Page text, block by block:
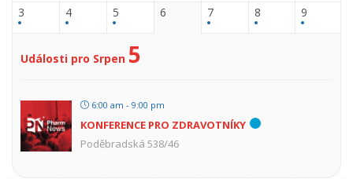
3 4 5 6 7 8 9
Události pro Srpen 5
6:00 am - 9:00 pm
KONFERENCE PRO ZDRAVOTNÍKY
Poděbradská 538/46